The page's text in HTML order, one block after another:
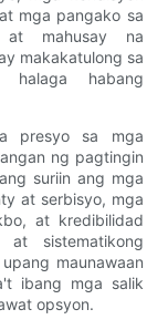
mga pangako sa
at mahusay na
makakatulong sa
halaga habang
presyo sa mga
ng pagtingin
suriin ang mga
at serbisyo, mga
at kredibilidad
at sistematikong
maunawaan
ibang mga salik
opsyon.